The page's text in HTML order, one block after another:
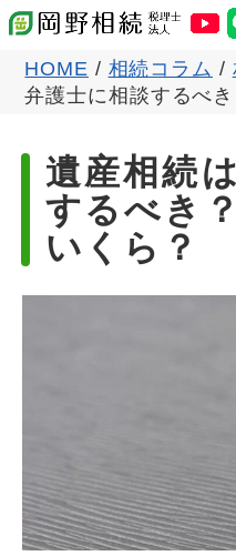
HOME / 相続コラム /
弁護士に相談するべ
遺産相続
するべき
いくら？